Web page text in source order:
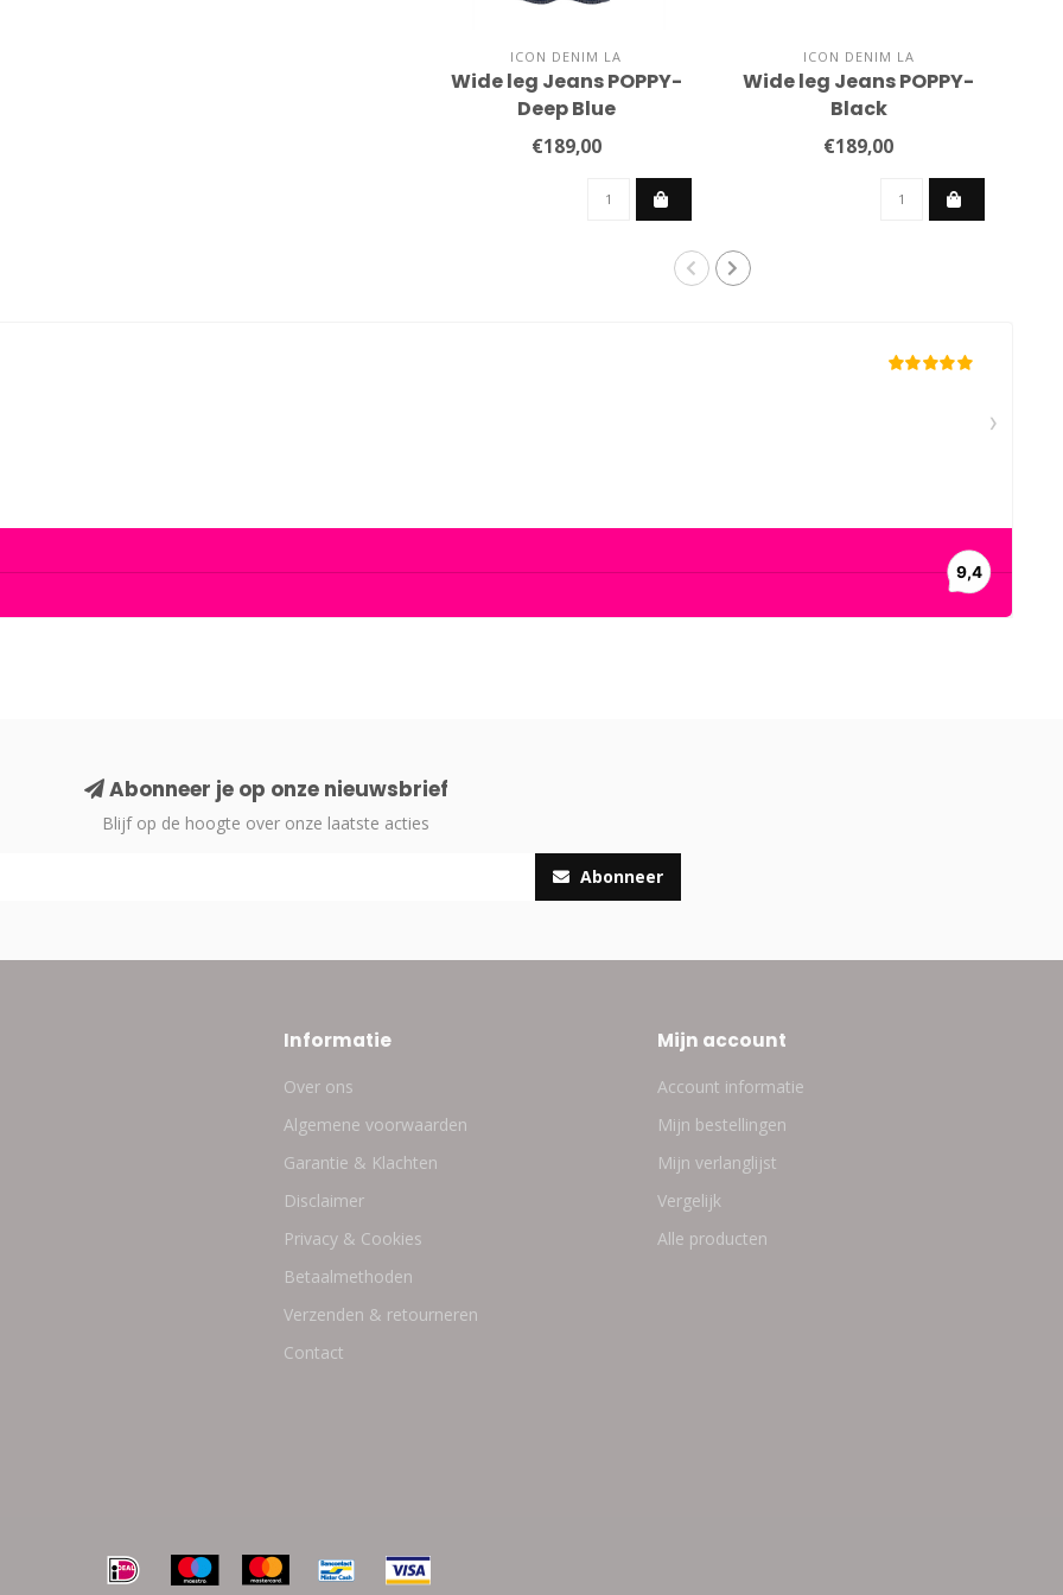
ICON DENIM LA
Wide leg Jeans POPPY-
Deep Blue
€189,00
ICON DENIM LA
Wide leg Jeans POPPY-
Black
€189,00
Abonneer je op onze nieuwsbrief
Blijf op de hoogte over onze laatste acties
Abonneer
Informatie
Over ons
Algemene voorwaarden
Garantie & Klachten
Disclaimer
Privacy & Cookies
Betaalmethoden
Verzenden & retourneren
Contact
Mijn account
Account informatie
Mijn bestellingen
Mijn verlanglijst
Vergelijk
Alle producten